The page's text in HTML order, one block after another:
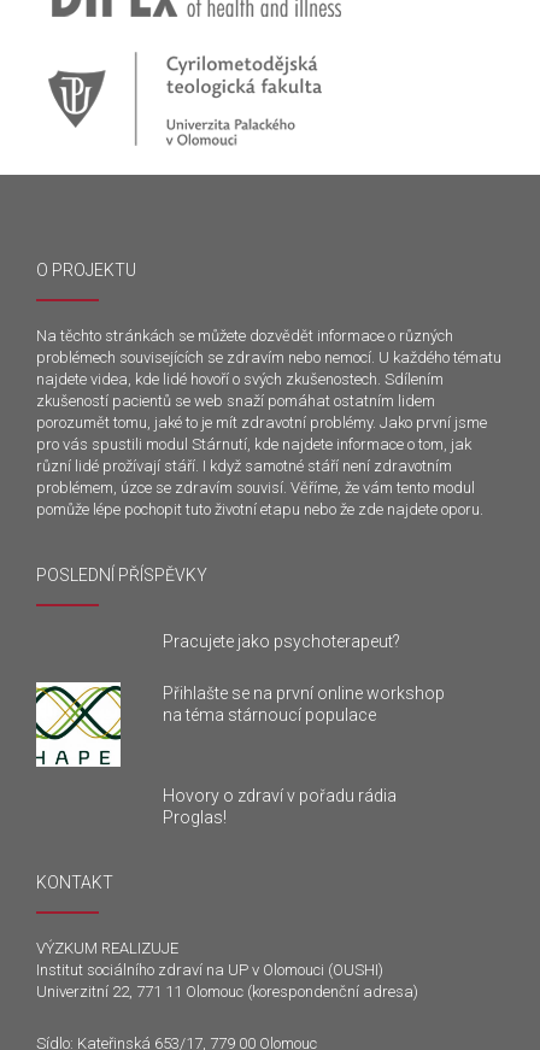
O PROJEKTU
Na těchto stránkách se můžete dozvědět informace o různých
problémech souvisejících se zdravím nebo nemocí. U každého tématu
najdete videa, kde lidé hovoří o svých zkušenostech. Sdílením
zkušeností pacientů se web snaží pomáhat ostatním lidem
porozumět tomu, jaké to je mít zdravotní problémy. Jako první jsme
pro vás spustili modul Stárnutí, kde najdete informace o tom, jak
různí lidé prožívají stáří. I když samotné stáří není zdravotním
problémem, úzce se zdravím souvisí. Věříme, že vám tento modul
pomůže lépe pochopit tuto životní etapu nebo že zde najdete oporu.
POSLEDNÍ PŘÍSPĚVKY
Pracujete jako psychoterapeut?
Přihlašte se na první online workshop
na téma stárnoucí populace
Hovory o zdraví v pořadu rádia
Proglas!
KONTAKT
VÝZKUM REALIZUJE
Institut sociálního zdraví na UP v Olomouci (OUSHI)
Univerzitní 22, 771 11 Olomouc (korespondenční adresa)
Sídlo: Kateřinská 653/17, 779 00 Olomouc